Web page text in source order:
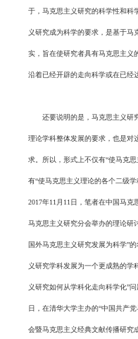
于，马克思主义研究的科学性和科
义研究成为科学的要求，是基于马
实，旨在使研究者具有马克思主义
沿着已经开辟的走向科学或在已经
还要说明的是，马克思主义研
理论学科整体发展的要求，也是对
求。所以，形式上不仅有“使马克
有“使马克思主义理论的各个二级学
2017年11月11日，笔者在中国马
马克思主义研究分会举办的理论研
国外马克思主义研究发展为科学”
义研究学科发展为一个更成熟的学
义研究如何从学科化走向科学化”
日，在清华大学主办的“中国共产
会暨马克思主义经典文献传播研究